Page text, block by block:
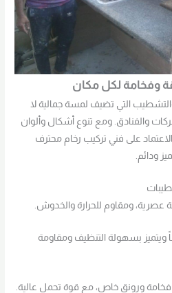
وفخامة لكل مكان
والتشطيب التي تضيف لمسة جمالية لا
والفنادق. ومع تنوع أشكال وألوان
على فني تركيب رخام محترف
ودائم.
عصرية، ومقاوم للحرارة والخدوش.
ويتميز بسهولة التنظيف ومقاومة
ورونق خاص، مع قوة تحمل عالية.